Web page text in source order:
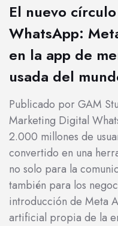
El nuevo
WhatsApp:
en la app de
usada del
Publicado por GAM
Marketing Digital
2.000 millones de
convertido en una
no solo para la
también para los
introducción de Meta
artificial propia de la